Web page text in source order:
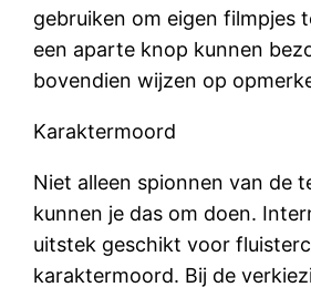
gebruiken om eigen filmpjes
een aparte knop kunnen
bovendien wijzen op
Karaktermoord
Niet alleen spionnen van de
kunnen je das om doen.
uitstek geschikt voor
karaktermoord. Bij de